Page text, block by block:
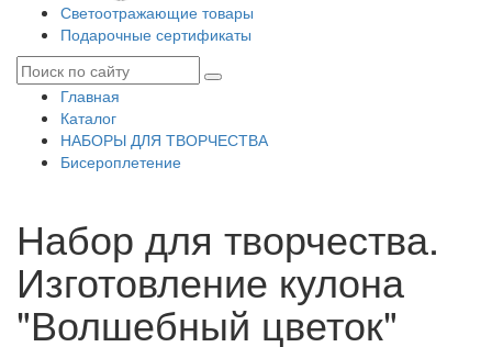
Светоотражающие товары
Подарочные сертификаты
Главная
Каталог
НАБОРЫ ДЛЯ ТВОРЧЕСТВА
Бисероплетение
Набор для творчества.
Изготовление кулона
"Волшебный цветок"